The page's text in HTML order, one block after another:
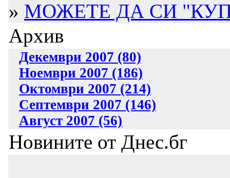
» МОЖЕТЕ ДА СИ
Архив
Декември 2007 (80)
Ноември 2007 (186)
Октомври 2007 (214)
Септември 2007 (146)
Август 2007 (56)
Новините от Днес.бг